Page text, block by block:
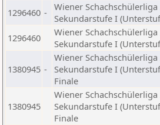
1296460 -
Wiener Schachschülerliga
Sekundarstufe I
1296460
Wiener Schachschülerliga
Sekundarstufe I
1380945 -
Wiener Schachschülerliga
Sekundarstufe I
Finale
1380945
Wiener Schachschülerliga
Sekundarstufe I
Finale